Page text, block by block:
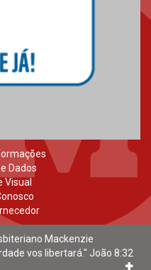
Dados
Visual
Mackenzie
vos libertará." João 8:32